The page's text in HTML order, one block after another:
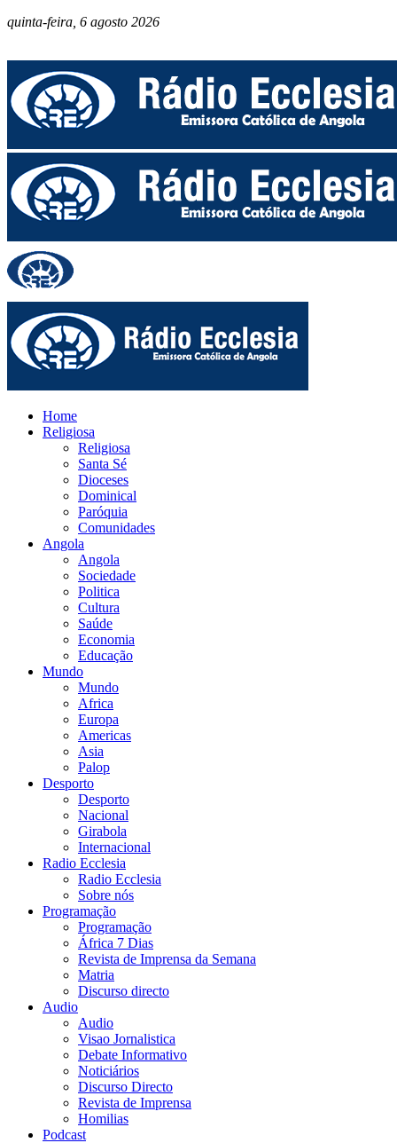
quinta-feira, 6 agosto 2026
Home
Religiosa
Religiosa
Santa Sé
Dioceses
Dominical
Paróquia
Comunidades
Angola
Angola
Sociedade
Politica
Cultura
Saúde
Economia
Educação
Mundo
Mundo
Africa
Europa
Americas
Asia
Palop
Desporto
Desporto
Nacional
Girabola
Internacional
Radio Ecclesia
Radio Ecclesia
Sobre nós
Programação
Programação
África 7 Dias
Revista de Imprensa da Semana
Matria
Discurso directo
Audio
Audio
Visao Jornalistica
Debate Informativo
Noticiários
Discurso Directo
Revista de Imprensa
Homilias
Podcast